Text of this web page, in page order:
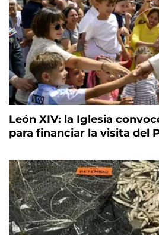
León XIV: la Iglesia
para financiar la visita del